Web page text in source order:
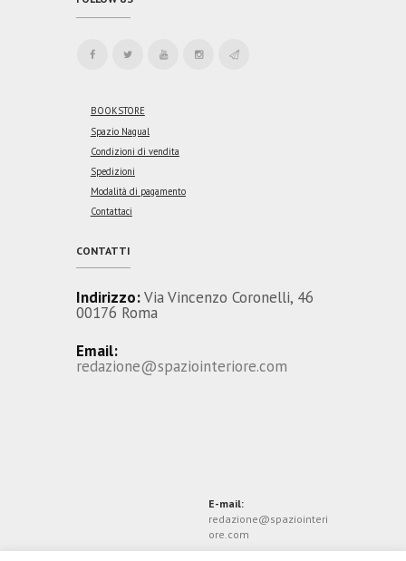
BOOKSTORE
Spazio Nagual
Condizioni di vendita
Spedizioni
Modalità di pagamento
Contattaci
CONTATTI
Indirizzo:Via Vincenzo Coronelli, 46
00176 Roma
Email:
redazione@spaziointeriore.com
E-mail:
redazione@spaziointeri
ore.com